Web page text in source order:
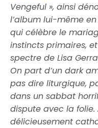
Vengeful », ainsi
l’album lui-même
qui célèbre le
instincts primaires,
spectre de Lisa
On part d’un dark
pas dire liturgique,
dans un sabbat
dispute avec la folie.
délicieusement